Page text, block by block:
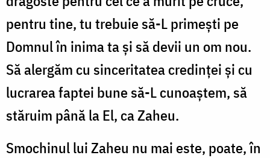
pentru tine, tu trebuie să-L primeşti pe
Domnul în inima ta şi să devii un om nou.
Să alergăm cu sinceritatea credinţei şi cu
lucrarea faptei bune să-L cunoaştem, să
stăruim până la El, ca Zaheu.
Smochinul lui Zaheu nu mai este, poate, în